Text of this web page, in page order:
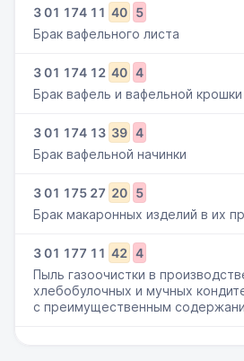
301 174 11 40 5
Брак вафельного листа
301 174 12 40 4
Брак вафель и вафельной крошки
301 174 13 39 4
Брак вафельной начинки
301 175 27 20 5
Брак макаронных изделий в их
301 177 11 42 4
Пыль газоочистки в
хлебобулочных и мучных
с преимущественным